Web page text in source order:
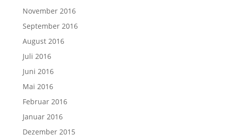
November 2016
September 2016
August 2016
Juli 2016
Juni 2016
Mai 2016
Februar 2016
Januar 2016
Dezember 2015